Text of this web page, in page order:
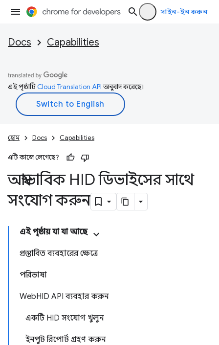
সাইন-ইন করুন
Docs Capabilities
এই পৃষ্ঠাটিCloud Translation APIঅনুবাদ করেছে।
হোম Docs Capabilities
এটি কাজে লেগেছে?
অস্বাভাবিক HID ডিভাইসের সাথে
সংযোগ করুন
এই পৃষ্ঠায় যা যা আছে
প্রস্তাবিত ব্যবহারের ক্ষেত্রে
পরিভাষা
WebHID API ব্যবহার করুন
একটি HID সংযোগ খুলুন
ইনপুট রিপোর্ট গ্রহণ করুন